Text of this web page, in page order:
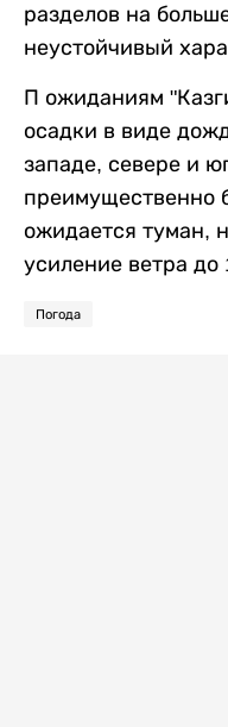
разделов на
неустойчивый
П ожиданиям
осадки в виде
западе, севере и
преимущественно
ожидается туман,
усиление ветра до
Погода